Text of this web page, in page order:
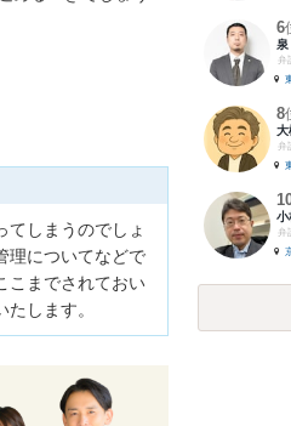
てしまうのでしょ
理についてなどで
こまでされておい
します。
6
泉
弁
8
大
弁
小
弁